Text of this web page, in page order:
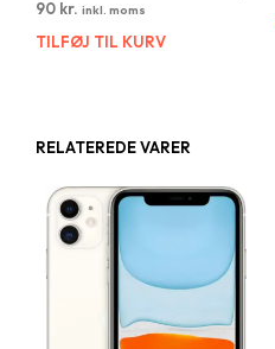
90 kr. inkl. moms
TILFØJ TIL KURV
RELATEREDE VARER